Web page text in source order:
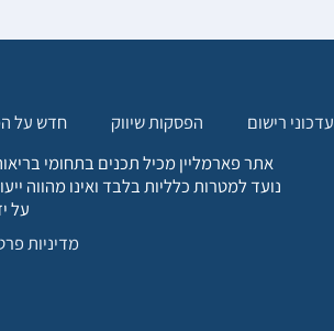
עדכוני רישום הפסקות שיווק חדש על
אתר פארמליין מכיל תכנים בתחומי
נועד למטרות כלליות בלבד ואינו מהווה
על
מדיניות